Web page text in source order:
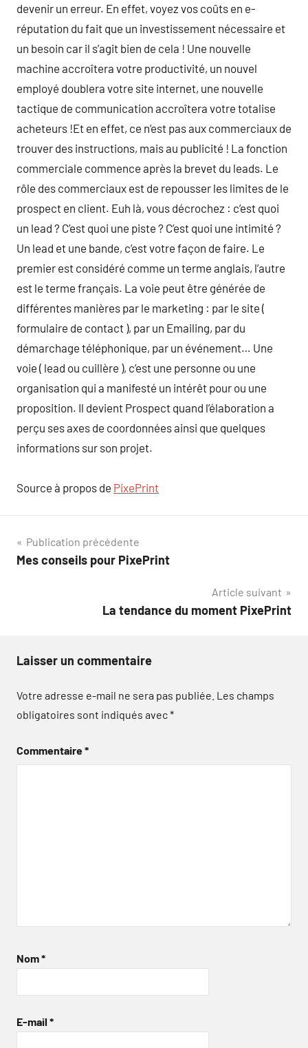
devenir un erreur. En effet, voyez vos coûts en e-
réputation du fait que un investissement nécessaire et
un besoin car il s’agit bien de cela ! Une nouvelle
machine accroîtera votre productivité, un nouvel
employé doublera votre site internet, une nouvelle
tactique de communication accroîtera votre totalise
acheteurs !Et en effet, ce n’est pas aux commerciaux de
trouver des instructions, mais au publicité ! La fonction
commerciale commence après la brevet du leads. Le
rôle des commerciaux est de repousser les limites de le
prospect en client. Euh là, vous décrochez : c’est quoi
un lead ? C’est quoi une piste ? C’est quoi une intimité ?
Un lead et une bande, c’est votre façon de faire. Le
premier est considéré comme un terme anglais, l’autre
est le terme français. La voie peut être générée de
différentes manières par le marketing : par le site (
formulaire de contact ), par un Emailing, par du
démarchage téléphonique, par un événement… Une
voie ( lead ou cuillère ), c’est une personne ou une
organisation qui a manifesté un intérêt pour ou une
proposition. Il devient Prospect quand l’élaboration a
perçu ses axes de coordonnées ainsi que quelques
informations sur son projet.
Source à propos de PixePrint
Navigation
de
Publication précédente
Mes conseils pour PixePrint
Article suivant
La tendance du moment PixePrint
Laisser un commentaire
Votre adresse e-mail ne sera pas publiée. Les champs
obligatoires sont indiqués avec*
Commentaire*
Nom*
E-mail *